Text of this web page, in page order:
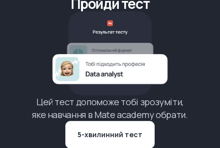
Цей тест допоможе тобі зрозуміти,
яке навчання в Mate academy обрати.
5-хвилинний тест